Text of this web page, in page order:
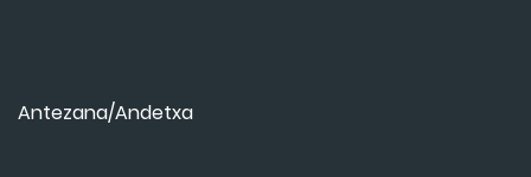
Antezana/Andetxa